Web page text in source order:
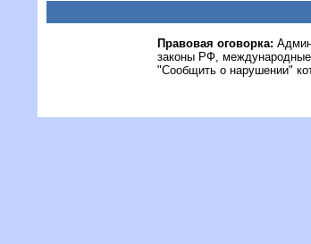
Правовая оговорка:
законы РФ,
"Сообщить о нарушении"